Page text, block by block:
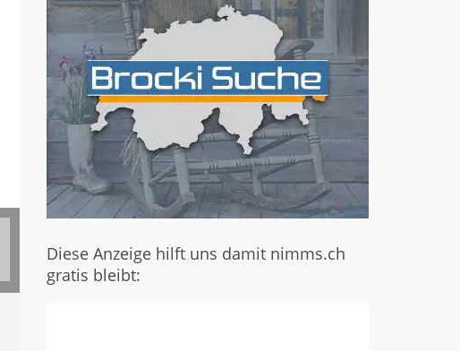
Diese Anzeige hilft uns damit nimms.ch
gratis bleibt: